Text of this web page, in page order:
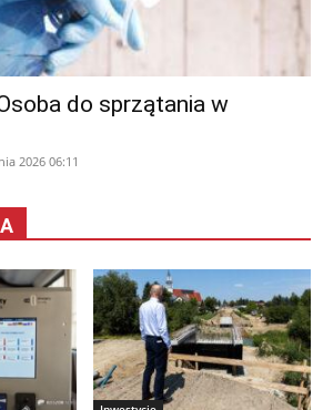
do sprzątania w
2026 06:11